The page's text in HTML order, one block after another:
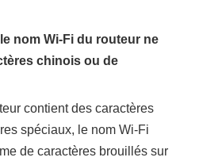
nom Wi-Fi du routeur ne
chinois ou de
contient des caractères
spéciaux, le nom Wi-Fi
de caractères brouillés sur